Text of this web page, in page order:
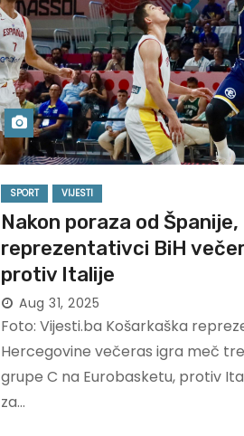
SPORT VIJESTI
Nakon poraza od Španije,
reprezentativci BiH
protiv Italije
Aug 31, 2025
Foto: Vijesti.ba Košarkaška
Hercegovine večeras igra meč
grupe C na Eurobasketu, protiv
za…